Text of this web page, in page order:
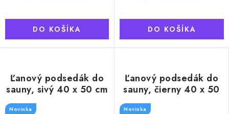
DO KOŠÍKA DO KOŠÍKA
Ľanový podsedák do
sauny, sivý 40 x 50 cm
Novinka
Ľanový podsedák do
sauny, čierny 40 x 50
Novinka